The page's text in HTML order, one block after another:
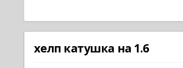
хелп катушка на 1.6